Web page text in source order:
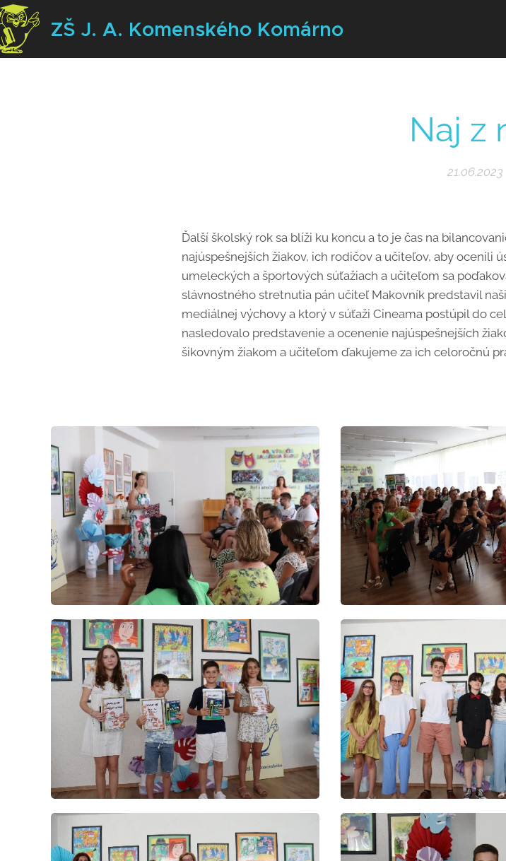
ZŠ J. A. Komenského Komárno
Naj z
21.06.2023
Ďalší školský rok sa blíži ku koncu a to je čas na
najúspešnejších žiakov, ich rodičov a učiteľov, aby ocenili
umeleckých a športových súťažiach a učiteľom sa
slávnostného stretnutia pán učiteľ Makovník predstavil
mediálnej výchovy a ktorý v súťaži Cineama postúpil do
nasledovalo predstavenie a ocenenie najúspešnejších
šikovným žiakom a učiteľom ďakujeme za ich celoročnú